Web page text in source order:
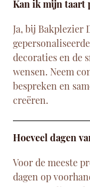
Kan ik mijn taart
Ja, bij
decoraties en de
wensen. Neem
bespreken en
creëren.
Hoeveel dagen
Voor de meeste
dagen op